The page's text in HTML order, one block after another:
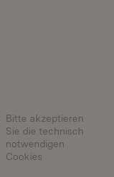
Bitte akzeptieren
Sie die technisch
notwendigen
Cookies